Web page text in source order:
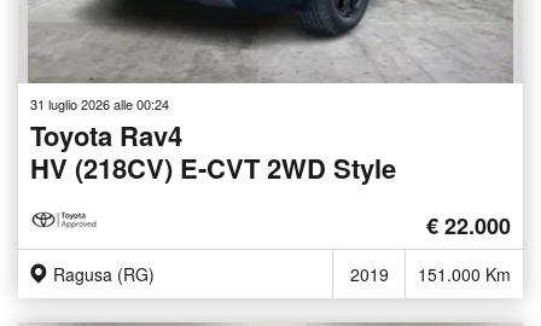
31 luglio 2026 alle 00:24
Toyota Rav4
HV (218CV) E-CVT 2WD Style
€ 22.000
Ragusa (RG) 2019 151.000 Km